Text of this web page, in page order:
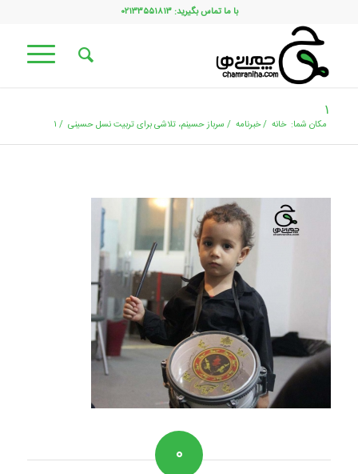
با ما تماس بگیرید: ۰۲۱۳۳۵۵۱۸۱۳
۱
مکان شما: خانه /خبرنامه / سرباز حسینم، تلاشی برای تربیت نسل حسینی / ۱
۰